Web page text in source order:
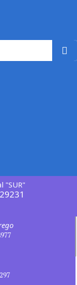
"SUR"